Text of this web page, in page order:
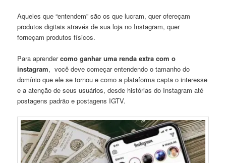
Aqueles que “entendem” são os que lucram, quer ofereçam
produtos digitais através de sua loja no Instagram, quer
forneçam produtos físicos.
Para aprendercomo ganhar uma renda extra com o
instagram, você deve começar entendendo o tamanho do
domínio que ele se tornou e como a plataforma capta o interesse
e a atenção de seus usuários, desde histórias do Instagram até
postagens padrão e postagens IGTV.